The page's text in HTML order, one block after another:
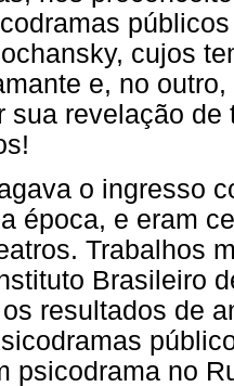
cujos
e, no
sua revelação
o ingresso
época, e eram
Trabalhos
Brasileiro
resultados de
psicodrama no